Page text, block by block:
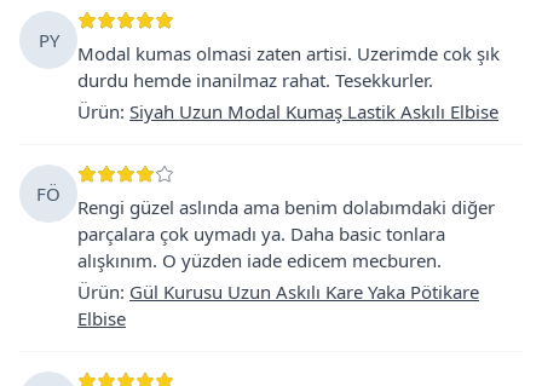
PY
Modal kumas olmasi zaten artisi. Uzerimde cok şık
durdu hemde inanilmaz rahat. Tesekkurler.
Ürün: Siyah Uzun Modal Kumaş Lastik Askılı Elbise
FÖ
Rengi güzel aslında ama benim dolabımdaki diğer
parçalara çok uymadı ya. Daha basic tonlara
alışkınım. O yüzden iade edicem mecburen.
Ürün: Gül Kurusu Uzun Askılı Kare Yaka Pötikare
Elbise